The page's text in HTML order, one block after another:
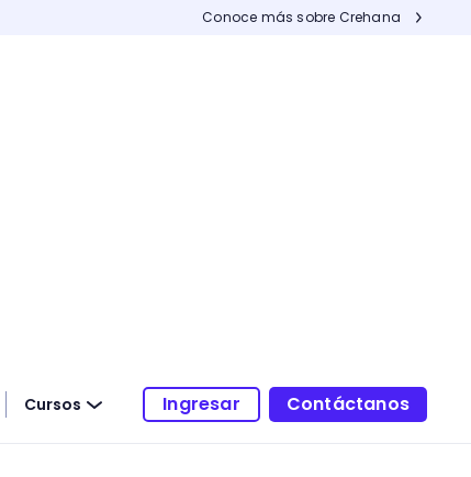
Conoce más sobre Crehana
Cursos Ingresar Contáctanos